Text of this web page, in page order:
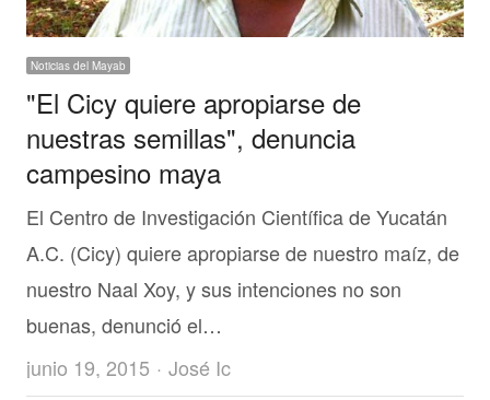
Noticias del Mayab
"El Cicy quiere apropiarse de
nuestras semillas", denuncia
campesino maya
El Centro de Investigación Científica de Yucatán
A.C. (Cicy) quiere apropiarse de nuestro maíz, de
nuestro Naal Xoy, y sus intenciones no son
buenas, denunció el…
junio 19, 2015
Author
José Ic